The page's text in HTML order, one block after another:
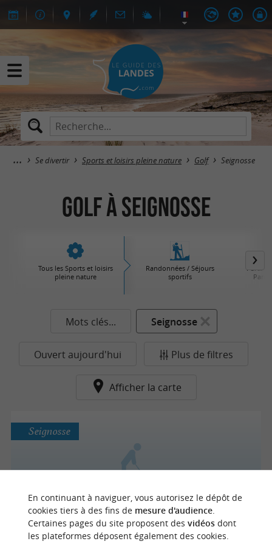
Se divertir Sports et loisirs pleine nature Golf Seignosse
Golf à Seignosse
Tous les Sports et loisirs
pleine nature
Randonnées / Séjours
sportifs
Parcs
Mots clés... Seignosse
Ouvert aujourd'hui Plus de filtres
Afficher la carte
Seignosse
En continuant à naviguer, vous autorisez le dépôt de
cookies tiers à des fins de mesure d'audience.
Certaines pages du site proposent des vidéosdont
les plateformes déposent également des cookies.